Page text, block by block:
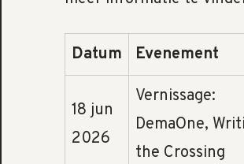
Datum Evenement
18 jun
2026
Vernissage:
DemaOne,
the Crossing